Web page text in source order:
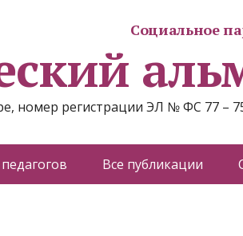
Социальное
номер регистрации ЭЛ № ФС 77 –
Все публикации